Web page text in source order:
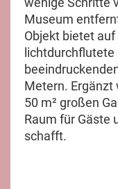
Museum
Objekt bietet
Metern. Ergänzt
50 m² großen
Raum für Gäste
schafft.